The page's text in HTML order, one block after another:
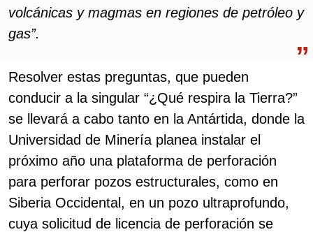
volcánicas y magmas en regiones de petróleo y
gas”.
Resolver estas preguntas, que pueden
conducir a la singular “¿Qué respira la Tierra?”
se llevará a cabo tanto en la Antártida, donde la
Universidad de Minería planea instalar el
próximo año una plataforma de perforación
para perforar pozos estructurales, como en
Siberia Occidental, en un pozo ultraprofundo,
cuya solicitud de licencia de perforación se